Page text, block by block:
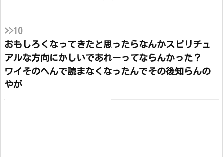
>>10
おもしろくなってきたと思ったらなんかスピリチュ
アルな方向にかしいであれーってならんかった？
ワイそのへんで読まなくなったんでその後知らんの
やが